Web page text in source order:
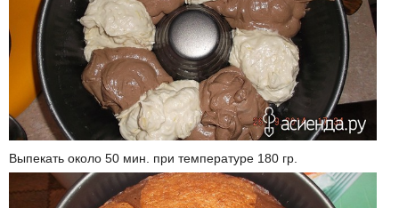
Выпекать около 50 мин. при температуре 180 гр.